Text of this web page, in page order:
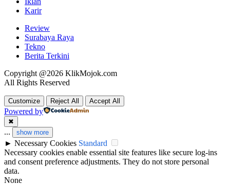
Karir
Review
Surabaya Raya
Tekno
Berita Terkini
Copyright @2026 KlikMojok.com
All Rights Reserved
Customize Reject All Accept All
Powered by
✖
... show more
► Necessary Cookies Standard
Necessary cookies enable essential site features like secure log-ins
and consent preference adjustments. They do not store personal
data.
None